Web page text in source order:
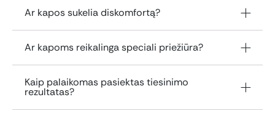
Ar kapos sukelia diskomfortą?
Ar kapoms reikalinga speciali priežiūra?
Kaip palaikomas pasiektas tiesinimo
rezultatas?